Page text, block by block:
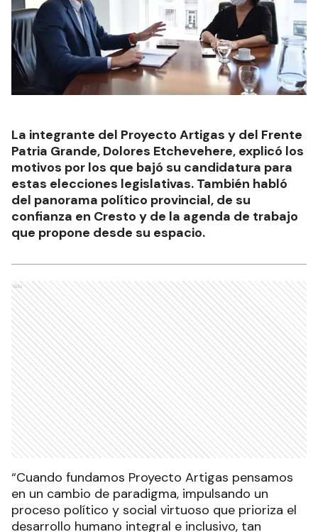
La integrante del Proyecto Artigas y del Frente
Patria Grande, Dolores Etchevehere, explicó los
motivos por los que bajó su candidatura para
estas elecciones legislativas. También habló
del panorama político provincial, de su
confianza en Cresto y de la agenda de trabajo
que propone desde su espacio.
Ads
“Cuando fundamos Proyecto Artigas pensamos
en un cambio de paradigma, impulsando un
proceso político y social virtuoso que prioriza el
desarrollo humano integral e inclusivo, tan